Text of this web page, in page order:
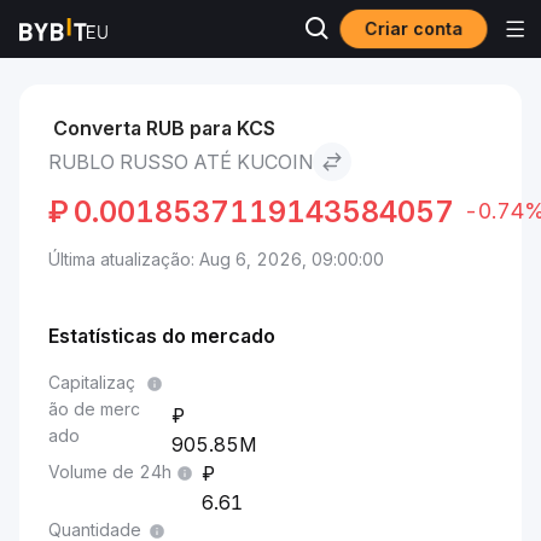
Criar conta
Mercados Rublo russo to KuCoin
Converta RUB para KCS
RUBLO RUSSO ATÉ KUCOIN
₽ 0.0018537119143584057 -
Última atualização: Aug 6, 2026, 09:00:00
Estatísticas do mercado
Capitalizaç
ão de merc
ado
905.85M
Volume de 24h
6.61
Quantidade